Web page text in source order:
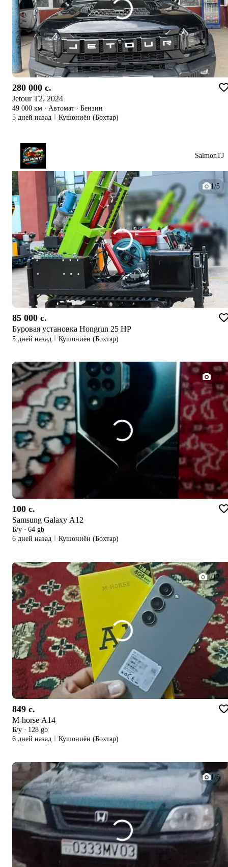
280 000 c.
Jetour T2, 2024
49 000 км · Автомат · Бензин
5 дней назад
Кушониён (Бохтар)
SalmonTJ
1/5
85 000 c.
Буровая установка Hongrun 25 HP
5 дней назад Кушониён (Бохтар)
1/2
100 c.
Samsung Galaxy A12
Б/у · 64 gb
6 дней назад
Кушониён (Бохтар)
1/12
849 c.
M-horse A14
Б/у · 128 gb
6 дней назад
Кушониён (Бохтар)
1/6